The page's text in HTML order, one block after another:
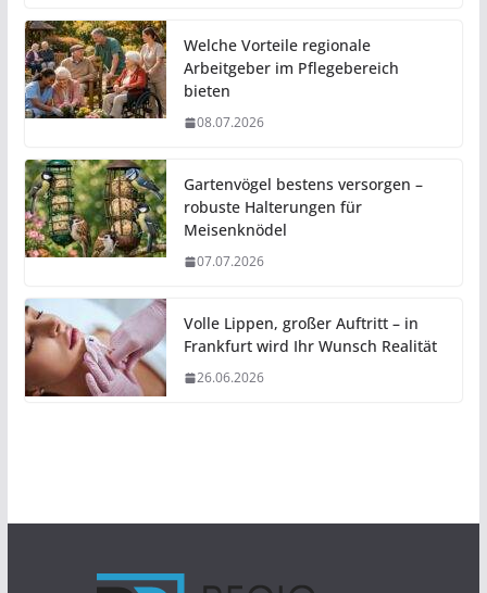
Welche Vorteile regionale
Arbeitgeber im Pflegebereich
bieten
08.07.2026
Gartenvögel bestens versorgen –
robuste Halterungen für
Meisenknödel
07.07.2026
Volle Lippen, großer Auftritt – in
Frankfurt wird Ihr Wunsch Realität
26.06.2026